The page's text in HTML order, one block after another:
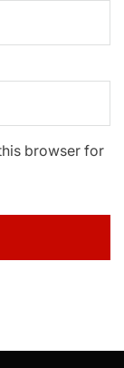
browser for